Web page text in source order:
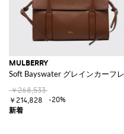
MULBERRY
Soft Bayswater グレインカーフ
￥268,533
￥214,828
-20%